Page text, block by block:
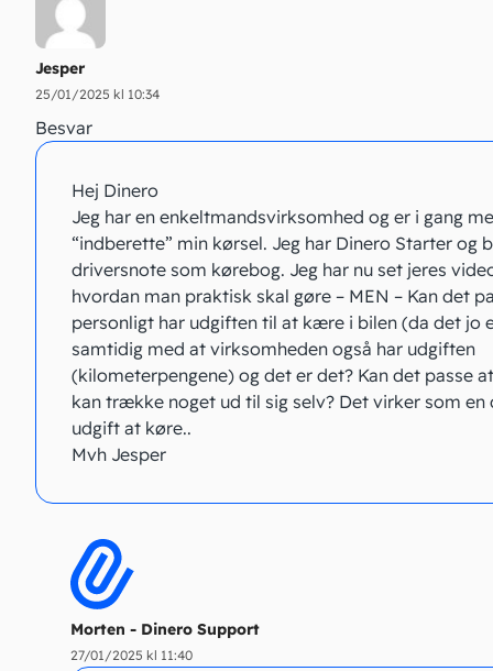
Jesper
25/01/2025 kl 10:34
Besvar
Hej Dinero
Jeg har en enkeltmandsvirksomhed og er i gang
“indberette” min kørsel. Jeg har Dinero Starter og
driversnote som kørebog. Jeg har nu set jeres
hvordan man praktisk skal gøre – MEN – Kan det
personligt har udgiften til at kære i bilen (da det jo
samtidig med at virksomheden også har udgiften
(kilometerpengene) og det er det? Kan det passe
kan trække noget ud til sig selv? Det virker som en
udgift at køre..
Mvh Jesper
Morten - Dinero Support
27/01/2025 kl 11:40